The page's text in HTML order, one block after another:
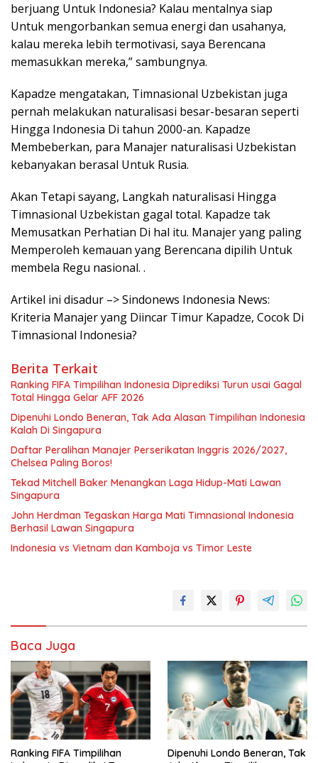
berjuang Untuk Indonesia? Kalau mentalnya siap
Untuk mengorbankan semua energi dan usahanya,
kalau mereka lebih termotivasi, saya Berencana
memasukkan mereka,” sambungnya.
Kapadze mengatakan, Timnasional Uzbekistan juga
pernah melakukan naturalisasi besar-besaran seperti
Hingga Indonesia Di tahun 2000-an. Kapadze
Membeberkan, para Manajer naturalisasi Uzbekistan
kebanyakan berasal Untuk Rusia.
Akan Tetapi sayang, Langkah naturalisasi Hingga
Timnasional Uzbekistan gagal total. Kapadze tak
Memusatkan Perhatian Di hal itu. Manajer yang paling
Memperoleh kemauan yang Berencana dipilih Untuk
membela Regu nasional. .
Artikel ini disadur –> Sindonews Indonesia News:
Kriteria Manajer yang Diincar Timur Kapadze, Cocok Di
Timnasional Indonesia?
Berita Terkait
Ranking FIFA Timpilihan Indonesia Diprediksi Turun usai Gagal
Total Hingga Gelar AFF 2026
Dipenuhi Londo Beneran, Tak Ada Alasan Timpilihan Indonesia
Kalah Di Singapura
Daftar Peralihan Manajer Perserikatan Inggris 2026/2027,
Chelsea Paling Boros!
Tekad Mitchell Baker Menangkan Laga Hidup-Mati Lawan
Singapura
John Herdman Tegaskan Harga Mati Timnasional Indonesia
Berhasil Lawan Singapura
Indonesia vs Vietnam dan Kamboja vs Timor Leste
Baca Juga
Ranking FIFA Timpilihan
Dipenuhi Londo Beneran, Tak